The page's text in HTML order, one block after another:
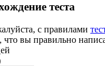
теста
с правилами
что вы правильно